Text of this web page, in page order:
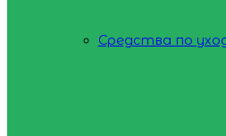
Средства по